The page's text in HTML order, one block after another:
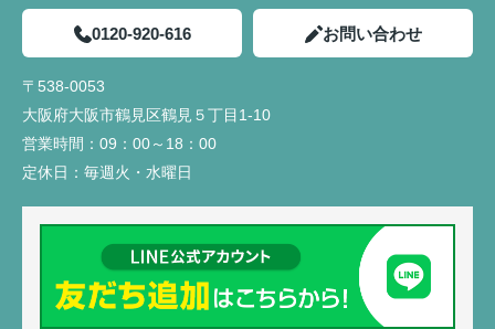
0120-920-616 お問い合わせ
〒538-0053
大阪府大阪市鶴見区鶴見５丁目1-10
営業時間： 09：00～18：00
定休日： 毎週火・水曜日